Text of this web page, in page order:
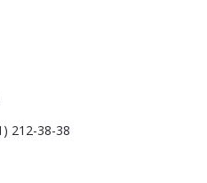
212-38-38